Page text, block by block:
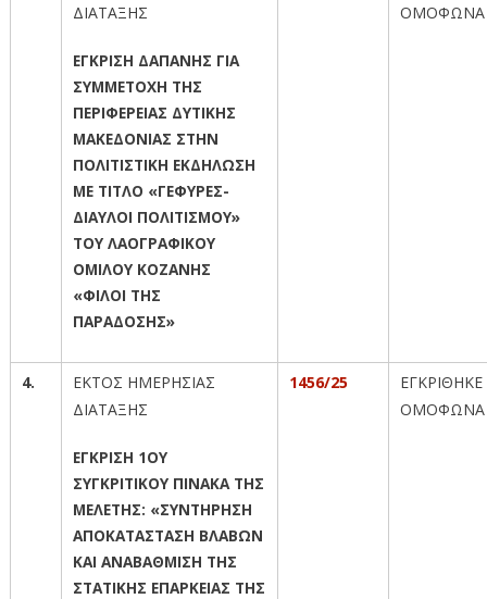
ΔΙΑΤΑΞΗΣ
ΕΓΚΡΙΣΗ ΔΑΠΑΝΗΣ ΓΙΑ
ΣΥΜΜΕΤΟΧΗ ΤΗΣ
ΠΕΡΙΦΕΡΕΙΑΣ ΔΥΤΙΚΗΣ
ΜΑΚΕΔΟΝΙΑΣ ΣΤΗΝ
ΠΟΛΙΤΙΣΤΙΚΗ ΕΚΔΗΛΩΣΗ
ΜΕ ΤΙΤΛΟ «ΓΕΦΥΡΕΣ-
ΔΙΑΥΛΟΙ ΠΟΛΙΤΙΣΜΟΥ»
ΤΟΥ ΛΑΟΓΡΑΦΙΚΟΥ
ΟΜΙΛΟΥ ΚΟΖΑΝΗΣ
«ΦΙΛΟΙ ΤΗΣ
ΠΑΡΑΔΟΣΗΣ»
ΟΜΟΦΩΝΑ
4.
ΕΚΤΟΣ ΗΜΕΡΗΣΙΑΣ
ΔΙΑΤΑΞΗΣ
ΕΓΚΡΙΣΗ 1ΟΥ
ΣΥΓΚΡΙΤΙΚΟΥ ΠΙΝΑΚΑ ΤΗΣ
ΜΕΛΕΤΗΣ: «ΣΥΝΤΗΡΗΣΗ
ΑΠΟΚΑΤΑΣΤΑΣΗ ΒΛΑΒΩΝ
ΚΑΙ ΑΝΑΒΑΘΜΙΣΗ ΤΗΣ
ΣΤΑΤΙΚΗΣ ΕΠΑΡΚΕΙΑΣ ΤΗΣ
1456/25
ΕΓΚΡΙΘΗΚΕ
ΟΜΟΦΩΝΑ